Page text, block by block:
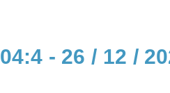
الحوار المتمدن-العدد: 8203 - 2024 / 12 / 26 - 04:4